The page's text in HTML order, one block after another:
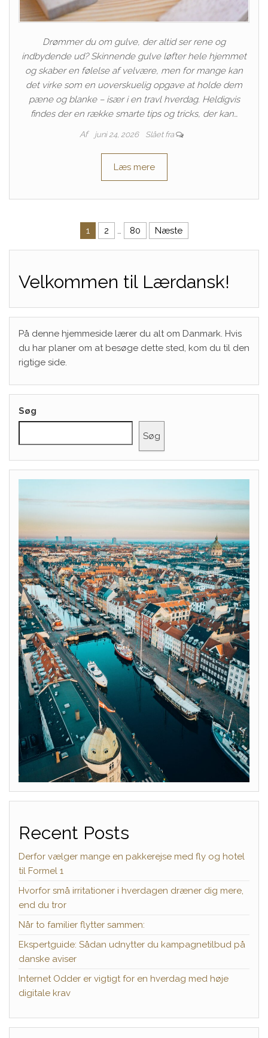
Drømmer du om gulve, der altid ser rene og
indbydende ud? Skinnende gulve løfter hele hjemmet
og skaber en følelse af velvære, men for mange kan
det virke som en uoverskuelig opgave at holde dem
pæne og blanke – især i en travl hverdag. Heldigvis
findes der en række smarte tips og tricks, der kan…
Af juni 24, 2026 Slået fra
Læs mere
Indlægsinddeling
1 2 … 80 Næste
Velkommen til Lærdansk!
På denne hjemmeside lærer du alt om Danmark. Hvis
du har planer om at besøge dette sted, kom du til den
rigtige side.
Søg
Søg
Recent Posts
Derfor vælger mange en pakkerejse med fly og hotel
til Formel 1
Hvorfor små irritationer i hverdagen dræner dig mere,
end du tror
Når to familier flytter sammen:
Ekspertguide: Sådan udnytter du kampagnetilbud på
danske aviser
Internet Odder er vigtigt for en hverdag med høje
digitale krav